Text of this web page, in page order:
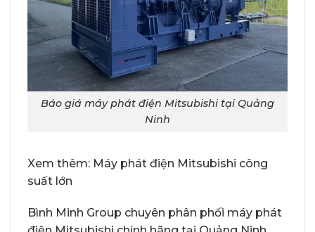
Báo giá máy phát điện Mitsubishi tại Quảng
Ninh
Xem thêm: Máy phát điện Mitsubishi công
suất lớn
Bình Minh Group chuyên phân phối máy phát